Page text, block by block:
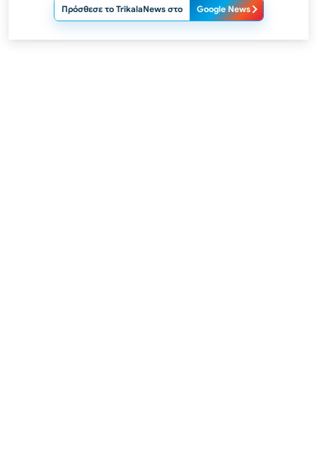
Πρόσθεσε το TrikalaNews στο Google News